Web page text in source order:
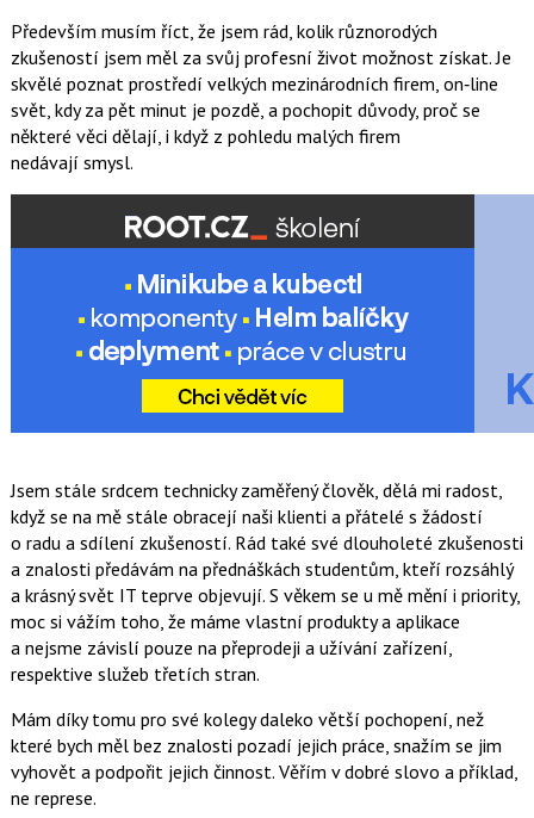
Především musím říct, že jsem rád, kolik různorodých
zkušeností jsem měl za svůj profesní život možnost získat. Je
skvělé poznat prostředí velkých mezinárodních firem, on‑line
svět, kdy za pět minut je pozdě, a pochopit důvody, proč se
některé věci dělají, i když z pohledu malých firem
nedávají smysl.
Jsem stále srdcem technicky zaměřený člověk, dělá mi radost,
když se na mě stále obracejí naši klienti a přátelé s žádostí
o radu a sdílení zkušeností. Rád také své dlouholeté zkušenosti
a znalosti předávám na přednáškách studentům, kteří rozsáhlý
a krásný svět IT teprve objevují. S věkem se u mě mění i priority,
moc si vážím toho, že máme vlastní produkty a aplikace
a nejsme závislí pouze na přeprodeji a užívání zařízení,
respektive služeb třetích stran.
Mám díky tomu pro své kolegy daleko větší pochopení, než
které bych měl bez znalosti pozadí jejich práce, snažím se jim
vyhovět a podpořit jejich činnost. Věřím v dobré slovo a příklad,
ne represe.